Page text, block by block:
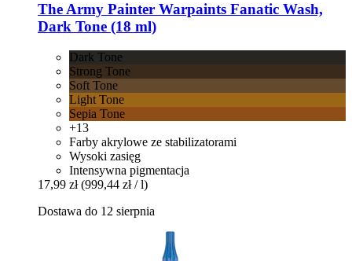
The Army Painter Warpaints Fanatic Wash,
Dark Tone (18 ml)
Dark Tone
Strong Tone
Soft Tone
Light Tone
Sepia Tone
+13
Farby akrylowe ze stabilizatorami
Wysoki zasięg
Intensywna pigmentacja
17,99 zł (999,44 zł / l)
Dostawa do 12 sierpnia